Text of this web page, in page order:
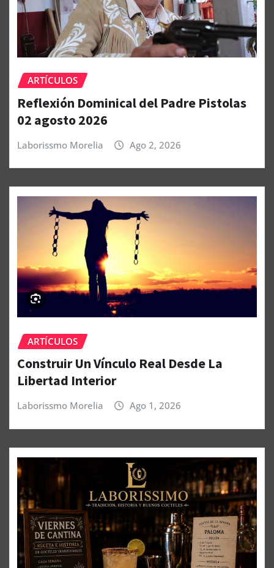
ARTÍCULOS
Reflexión Dominical del Padre Pistolas
02 agosto 2026
Laborissmo Morelia Ago 2, 2026
ARTÍCULOS
Construir Un Vínculo Real Desde La
Libertad Interior
Laborissmo Morelia Ago 1, 2026